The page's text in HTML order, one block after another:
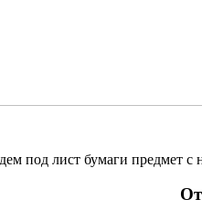
под лист бумаги